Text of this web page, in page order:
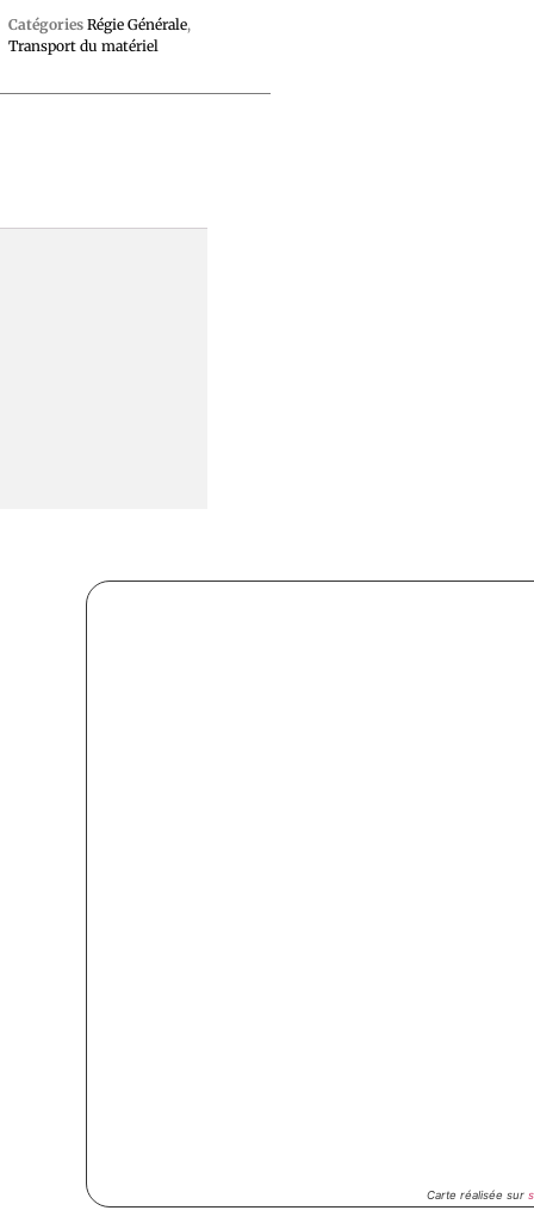
Catégories Régie Générale,
Transport du matériel
Carte réalisée sur